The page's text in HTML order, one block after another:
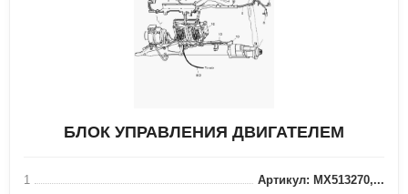
БЛОК УПРАВЛЕНИЯ ДВИГАТЕЛЕМ
1
Артикул: MX513270,...